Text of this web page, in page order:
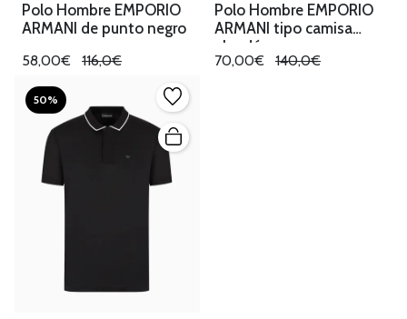
Polo Hombre EMPORIO
ARMANI de punto negro
58,00€ 116,0€
Polo Hombre EMPORIO
ARMANI tipo camisa
algodón
70,00€ 140,0€
50%